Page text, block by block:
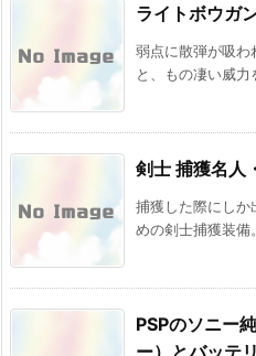
ライトボウガ
弱点に散弾が吸わ
と、もの凄い威
剣士 捕獲名人
捕獲した際にしか
めの剣士捕獲装
PSPのソニー
ー）とバッテ